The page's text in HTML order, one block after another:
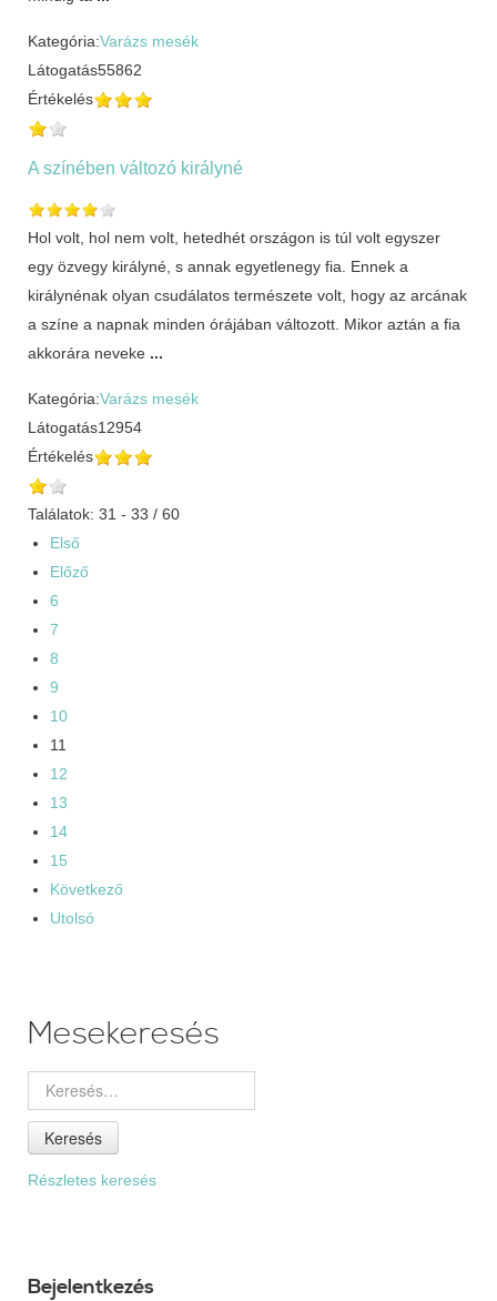
Kategória:Varázs mesék
Látogatás55862
Értékelés
A színében változó királyné
Hol volt, hol nem volt, hetedhét országon is túl volt egyszer
egy özvegy királyné, s annak egyetlenegy fia. Ennek a
királynénak olyan csudálatos természete volt, hogy az arcának
a színe a napnak minden órájában változott. Mikor aztán a fia
akkorára neveke ...
Kategória:Varázs mesék
Látogatás12954
Értékelés
Találatok: 31 - 33 / 60
Első
Előző
6
7
8
9
10
11
12
13
14
15
Következő
Utolsó
Mesekeresés
Keresés
Részletes keresés
Bejelentkezés